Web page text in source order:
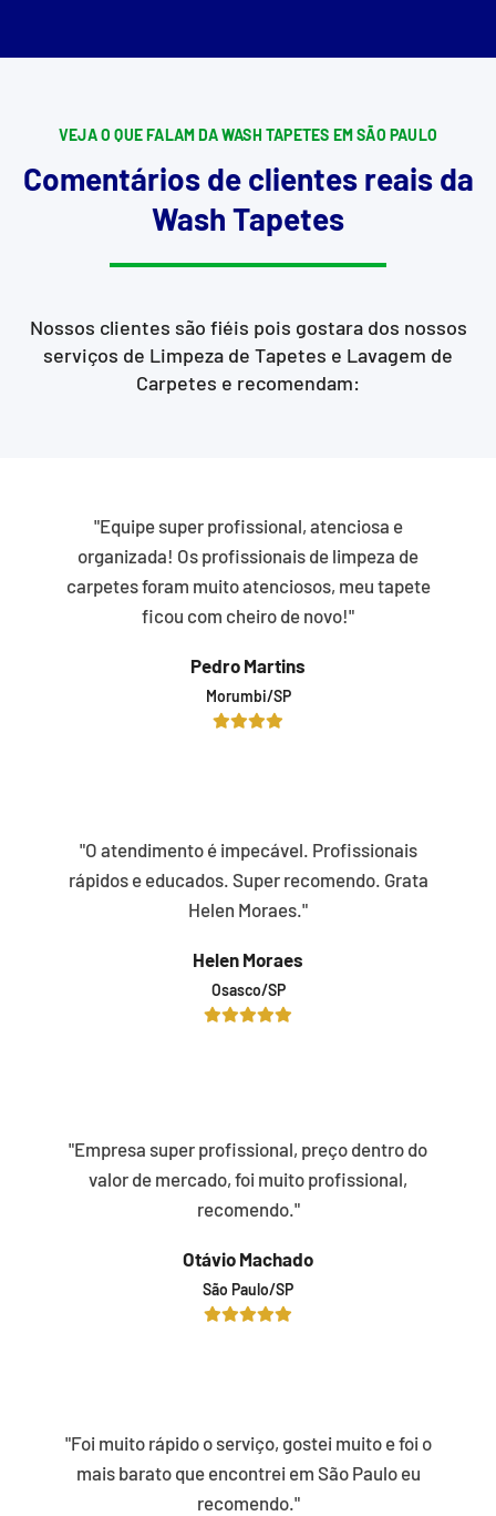
VEJA O QUE FALAM DA WASH TAPETES EM SÃO PAULO
Comentários de clientes reais da
Wash Tapetes
Nossos clientes são fiéis pois gostara dos nossos
serviços de Limpeza de Tapetes e Lavagem de
Carpetes e recomendam:
"Equipe super profissional, atenciosa e
organizada! Os profissionais de limpeza de
carpetes foram muito atenciosos, meu tapete
ficou com cheiro de novo!"
Pedro Martins
Morumbi/SP
"O atendimento é impecável. Profissionais
rápidos e educados. Super recomendo. Grata
Helen Moraes."
Helen Moraes
Osasco/SP
"Empresa super profissional, preço dentro do
valor de mercado, foi muito profissional,
recomendo."
Otávio Machado
São Paulo/SP
"Foi muito rápido o serviço, gostei muito e foi o
mais barato que encontrei em São Paulo eu
recomendo."